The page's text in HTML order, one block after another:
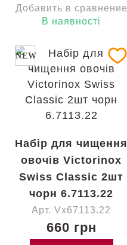
Добавить в сравнение
В наявності
NEW
Набір для чищення
овочів Victorinox
Swiss Classic 2шт
чорн 6.7113.22
Арт. Vx67113.22
660 грн